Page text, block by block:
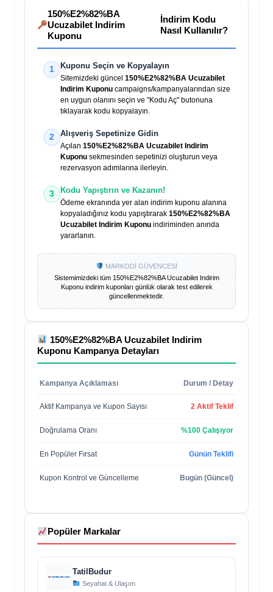
150%E2%82%BA
Ucuzabilet Indirim
Kuponu
İndirim Kodu
Nasıl Kullanılır?
1 Kuponu Seçin ve Kopyalayın
Sitemizdeki güncel 150%E2%82%BA Ucuzabilet
Indirim Kuponu campaigns/kampanyalarından size
en uygun olanını seçin ve "Kodu Aç" butonuna
tıklayarak kodu kopyalayın.
2 Alışveriş Sepetinize Gidin
Açılan 150%E2%82%BA Ucuzabilet Indirim
Kuponu sekmesinden sepetinizi oluşturun veya
rezervasyon adımlarına ilerleyin.
3 Kodu Yapıştırın ve Kazanın!
Ödeme ekranında yer alan indirim kuponu alanına
kopyaladığınız kodu yapıştırarak 150%E2%82%BA
Ucuzabilet Indirim Kuponu indiriminden anında
yararlanın.
MARKODİ GÜVENCESİ
Sistemimizdeki tüm 150%E2%82%BA Ucuzabilet Indirim
Kuponuindirim kuponları günlük olarak test edilerek
güncellenmektedir.
150%E2%82%BA Ucuzabilet Indirim
Kuponu Kampanya Detayları
Kampanya Açıklaması Durum / Detay
Aktif Kampanya ve Kupon Sayısı 2 Aktif Teklif
Doğrulama Oranı %100 Çalışıyor
En Popüler Fırsat Günün Teklifi
Kupon Kontrol ve Güncelleme Bugün (Güncel)
Popüler Markalar
TatilBudur
Seyahat & Ulaşım